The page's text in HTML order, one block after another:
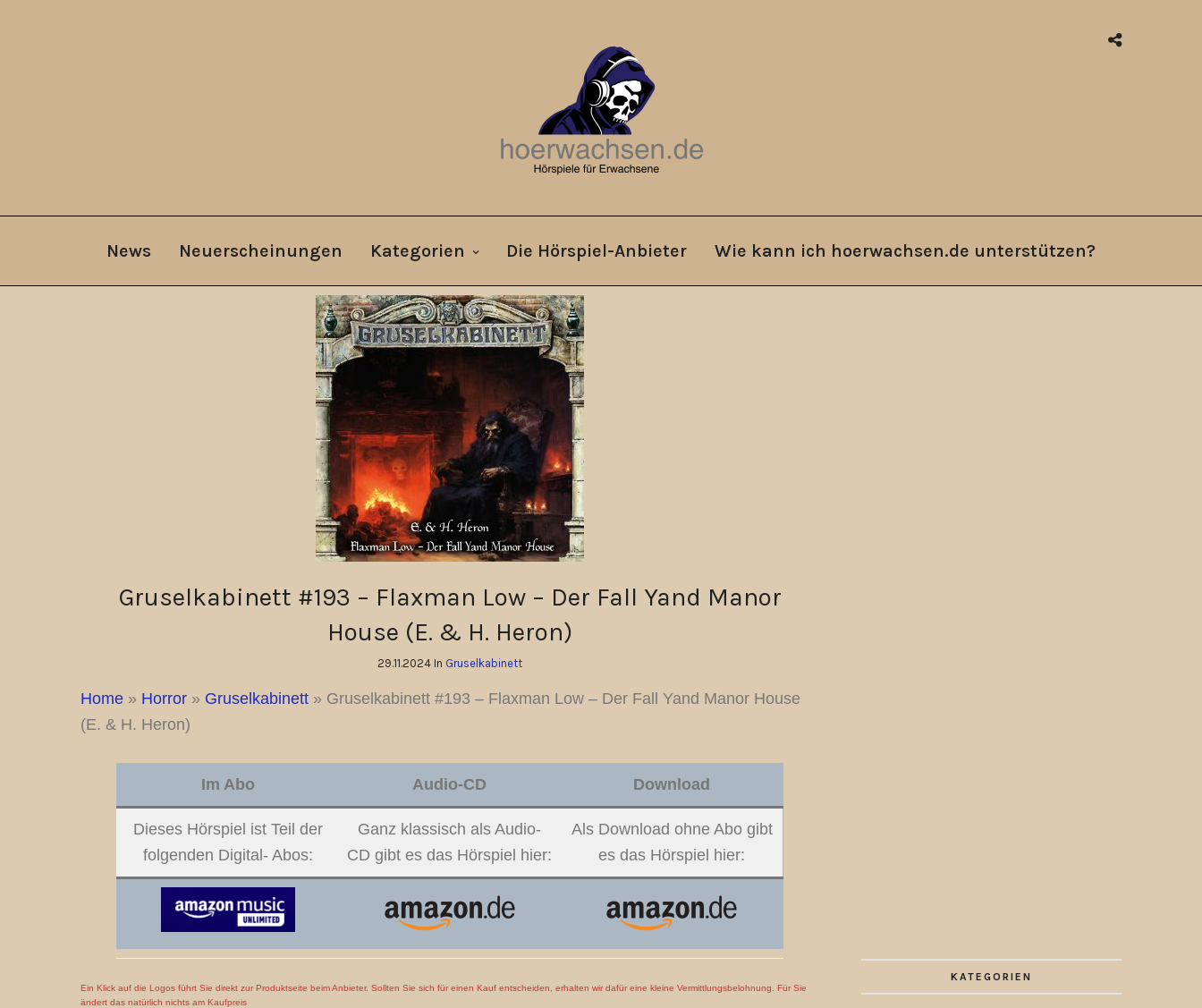
News Neuerscheinungen Kategorien Die Hörspiel-Anbieter Wie kann ich hoerwachsen.de unterstützen?
Gruselkabinett #193 – Flaxman Low – Der Fall Yand Manor
House (E. & H. Heron)
29.11.2024 In Gruselkabinett
Home » Horror » Gruselkabinett » Gruselkabinett #193 – Flaxman Low – Der Fall Yand Manor House
(E. & H. Heron)
Im Abo Audio-CD Download
Dieses Hörspiel ist Teil der
folgenden Digital- Abos:
Ganz klassisch als Audio-
CD gibt es das Hörspiel hier:
Als Download ohne Abo gibt
es das Hörspiel hier:
Ein Klick auf die Logos führt Sie direkt zur Produktseite beim Anbieter. Sollten Sie sich für einen Kauf entscheiden, erhalten wir dafür eine kleine Vermittlungsbelohnung. Für Sie
ändert das natürlich nichts am Kaufpreis
KATEGORIEN